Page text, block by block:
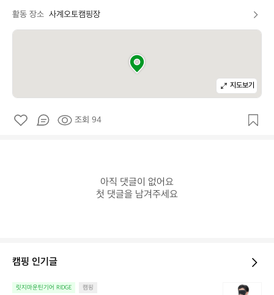
활동 장소 사계오토캠핑장
지도보기
조회 94
아직 댓글이 없어요
첫 댓글을 남겨주세요
캠핑 인기글
릿지마운틴기어 RIDGE 캠핑